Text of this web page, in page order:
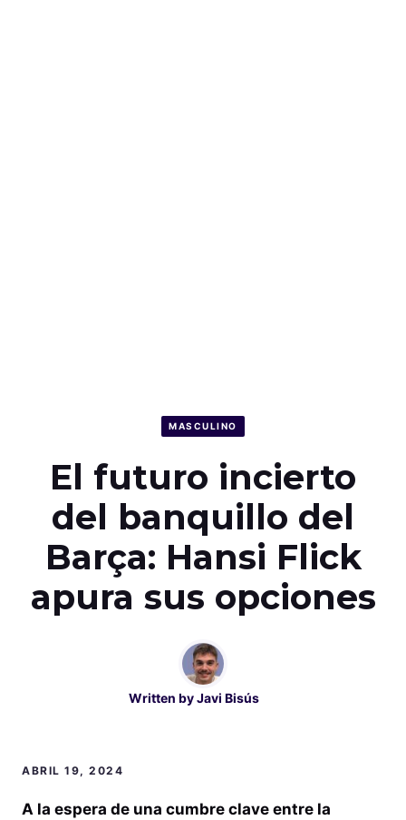
MASCULINO
El futuro incierto
del banquillo del
Barça: Hansi Flick
apura sus opciones
Written byJavi Bisús
ABRIL 19, 2024
A la espera de una cumbre clave entre la